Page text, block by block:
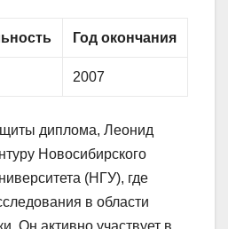
Год окончания
2007
диплома, Леонид
Новосибирского
(НГУ), где
в области